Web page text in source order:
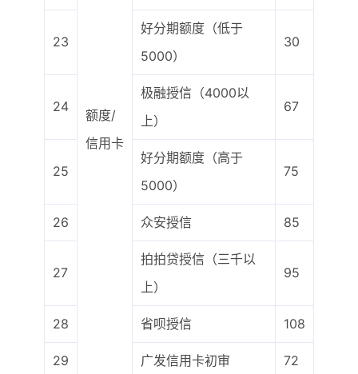
额度/
信用卡
23
好分期额度（低于
5000）
30
24
极融授信（4000以
上）
67
25
好分期额度（高于
5000）
75
26 众安授信 85
27
拍拍贷授信（三千以
上）
95
28 省呗授信 108
29 广发信用卡初审 72